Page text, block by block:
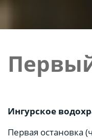
Ингурское
Первая остановка